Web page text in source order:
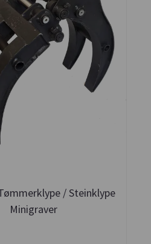
/ Steinklype
Minigraver